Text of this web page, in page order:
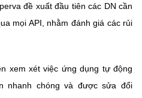
đề xuất đầu tiên các DN cần
mọi API, nhằm đánh giá các rủi
xem xét việc ứng dụng tự động
nhanh chóng và được sửa đổi